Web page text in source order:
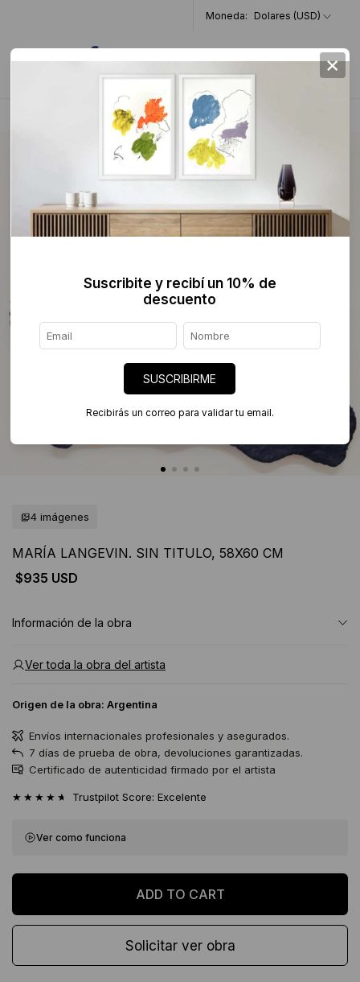
Moneda: Dolares (USD)
0
Abstracta >
4 imágenes
MARÍA LANGEVIN. SIN TITULO, 58X60 CM
$935 USD
Información de la obra
Ver toda la obra del artista
Origen de la obra: Argentina
Envíos internacionales profesionales y asegurados.
7 días de prueba de obra, devoluciones garantizadas.
Certificado de autenticidad firmado por el artista
★★★★★ Trustpilot Score: Excelente
Ver como funciona
Solicitar ver obra
×
Suscribite y recibí un 10% de
descuento
SUSCRIBIRME
Recibirás un correo para validar tu email.